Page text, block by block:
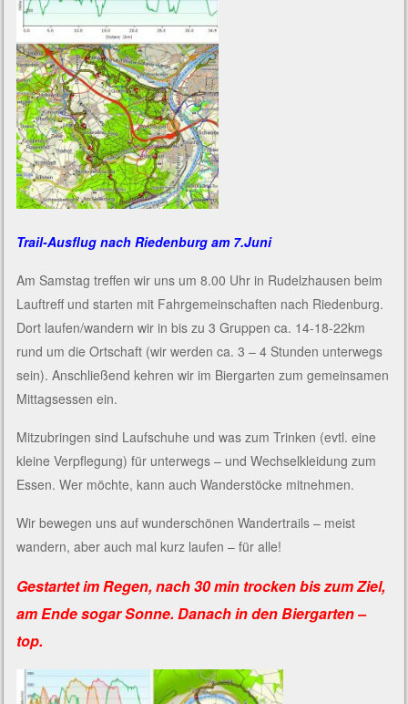
Trail-Ausflug nach Riedenburg am 7.Juni
Am Samstag treffen wir uns um 8.00 Uhr in Rudelzhausen beim
Lauftreff und starten mit Fahrgemeinschaften nach Riedenburg.
Dort laufen/wandern wir in bis zu 3 Gruppen ca. 14-18-22km
rund um die Ortschaft (wir werden ca. 3 – 4 Stunden unterwegs
sein). Anschließend kehren wir im Biergarten zum gemeinsamen
Mittagsessen ein.
Mitzubringen sind Laufschuhe und was zum Trinken (evtl. eine
kleine Verpflegung) für unterwegs – und Wechselkleidung zum
Essen. Wer möchte, kann auch Wanderstöcke mitnehmen.
Wir bewegen uns auf wunderschönen Wandertrails – meist
wandern, aber auch mal kurz laufen – für alle!
Gestartet im Regen, nach 30 min trocken bis zum Ziel,
am Ende sogar Sonne. Danach in den Biergarten –
top.